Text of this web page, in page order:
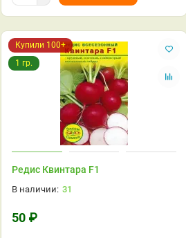
Купили 100+
1 гр.
Редис Квинтара F1
31
50 ₽